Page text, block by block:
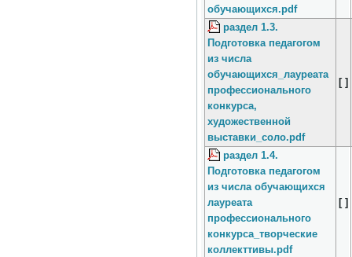
обучающихся.pdf
раздел 1.3.
Подготовка педагогом
из числа
обучающихся_лауреата
профессионального
конкурса,
художественной
выставки_соло.pdf
[ ]
раздел 1.4.
Подготовка педагогом
из числа обучающихся
лауреата
профессионального
конкурса_творческие
коллекттивы.pdf
[ ]